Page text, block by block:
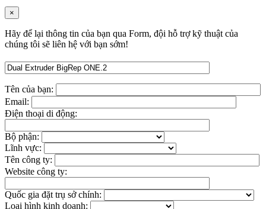
×
Hãy để lại thông tin của bạn qua Form, đội hỗ trợ kỹ thuật của
chúng tôi sẽ liên hệ với bạn sớm!
Tên của bạn:
Email:
Điện thoại di động:
Bộ phận:
Lĩnh vực:
Tên công ty:
Website công ty:
Quốc gia đặt trụ sở chính:
Loại hình kinh doanh: